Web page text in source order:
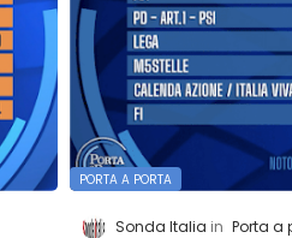
PORTA A PORTA
Sonda Italia Porta a